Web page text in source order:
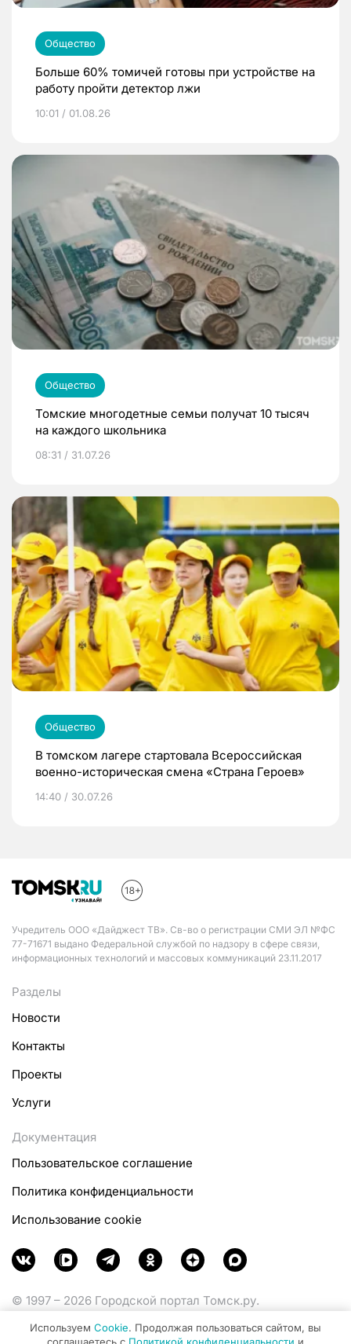
Общество
Больше 60% томичей готовы при устройстве на
работу пройти детектор лжи
10:01 / 01.08.26
Общество
Томские многодетные семьи получат 10 тысяч
на каждого школьника
08:31 / 31.07.26
Общество
В томском лагере стартовала Всероссийская
военно-историческая смена «Страна Героев»
14:40 / 30.07.26
Учредитель ООО «Дайджест ТВ». Св-во о регистрации СМИ ЭЛ №ФС
77-71671 выдано Федеральной службой по надзору в сфере связи,
информационных технологий и массовых коммуникаций 23.11.2017
Разделы
Новости
Контакты
Проекты
Услуги
Документация
Пользовательское соглашение
Политика конфиденциальности
Использование cookie
© 1997 – 2026 Городской портал Томск.ру.
Министерства цифрового развития, связи и массовых
Используем Cookie. Продолжая пользоваться сайтом, вы
соглашаетесь с Политикой конфиденциальности и